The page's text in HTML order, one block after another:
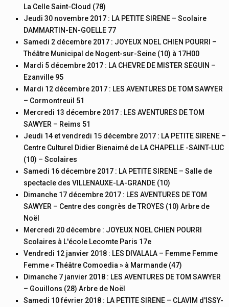
La Celle Saint-Cloud (78)
Jeudi 30 novembre 2017 : LA PETITE SIRENE – Scolaire
DAMMARTIN-EN-GOELLE 77
Samedi 2 décembre 2017 : JOYEUX NOEL CHIEN POURRI –
Théâtre Municipal de Nogent-sur-Seine (10) à 17H00
Mardi 5 décembre 2017 : LA CHEVRE DE MISTER SEGUIN –
Ezanville 95
Mardi 12 décembre 2017 : LES AVENTURES DE TOM SAWYER
– Cormontreuil 51
Mercredi 13 décembre 2017 : LES AVENTURES DE TOM
SAWYER – Reims 51
Jeudi 14 et vendredi 15 décembre 2017 : LA PETITE SIRENE –
Centre Culturel Didier Bienaimé de LA CHAPELLE -SAINT-LUC
(10) – Scolaires
Samedi 16 décembre 2017 : LA PETITE SIRENE – Salle de
spectacle des VILLENAUXE-LA-GRANDE (10)
Dimanche 17 décembre 2017 : LES AVENTURES DE TOM
SAWYER – Centre des congrès de TROYES (10) Arbre de
Noël
Mercredi 20 décembre : JOYEUX NOEL CHIEN POURRI
Scolaires à L'école Lecomte Paris 17e
Vendredi 12 janvier 2018 : LES DIVALALA – Femme Femme
Femme « Théâtre Comoedia » à Marmande (47)
Dimanche 7 janvier 2018 : LES AVENTURES DE TOM SAWYER
– Gouillons (28) Arbre de Noël
Samedi 10 février 2018 : LA PETITE SIRENE – CLAVIM d'ISSY-